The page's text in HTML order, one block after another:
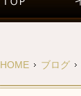
HOME ブログ